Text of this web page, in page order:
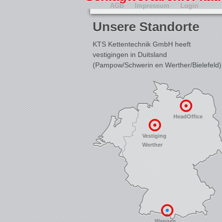
Unsere Standorte
KTS Kettentechnik GmbH heeft
vestigingen in Duitsland
(Pampow/Schwerin en Werther/
HeadOffice
Vestiging
Werther
AGB Impressum Login